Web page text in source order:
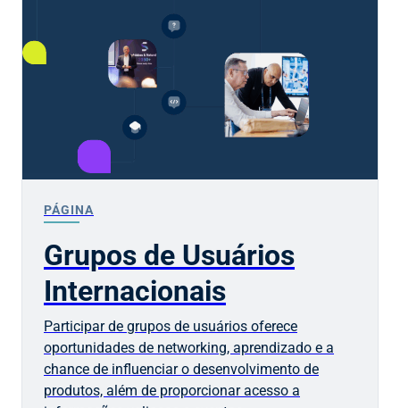
PÁGINA
Grupos de Usuários
Internacionais
Participar de grupos de usuários oferece
oportunidades de networking, aprendizado e a
chance de influenciar o desenvolvimento de
produtos, além de proporcionar acesso a